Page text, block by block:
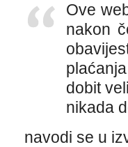
Ove
nakon
dobit
nikada
navodi se u